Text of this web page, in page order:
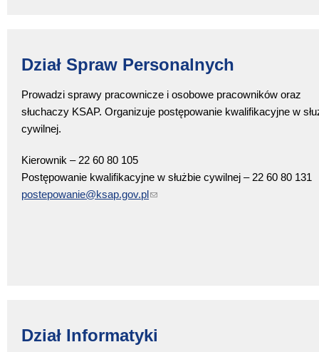
Dział Spraw Personalnych
Prowadzi sprawy pracownicze i osobowe pracowników oraz
słuchaczy KSAP. Organizuje postępowanie kwalifikacyjne w
cywilnej.
Kierownik – 22 60 80 105
Postępowanie kwalifikacyjne w służbie cywilnej – 22 60 80 131
postepowanie@ksap.gov.pl(link sends e-mail)
Dział Informatyki